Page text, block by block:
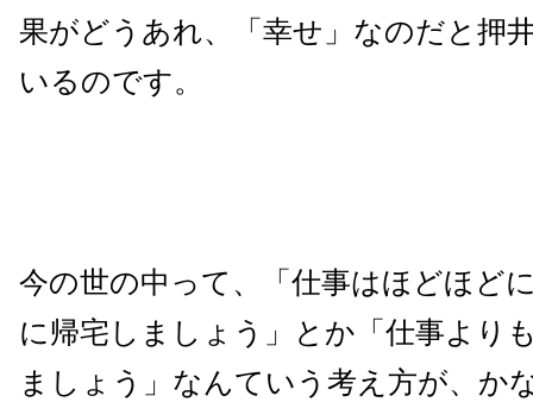
果がどうあれ、「幸せ」なのだと押
いるのです。
今の世の中って、「仕事はほどほど
に帰宅しましょう」とか「仕事より
ましょう」なんていう考え方が、か